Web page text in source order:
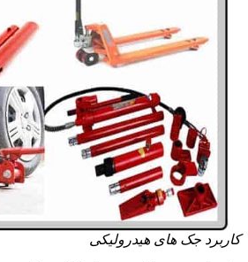
کاربرد جک های هیدرولیکی